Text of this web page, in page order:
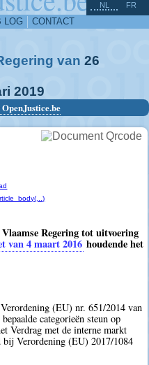
LOG CONTACT
NL FR
van 26
2019
Regering tot uitvoering
van 4 maart 2016 houdende het
(EU) nr. 651/2014 van
categorieën steun op
Verdrag met de interne markt
bij Verordening (EU) 2017/1084
^